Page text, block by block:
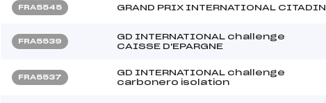
FRA5545 GRAND PRIX INTERNATIONAL CITADIN
FRA5539
GD INTERNATIONAL challenge
CAISSE D'EPARGNE
FRA5537
GD INTERNATIONAL challenge
carbonero isolation